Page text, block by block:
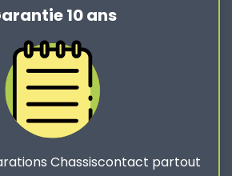
10 ans
Chassiscontact partout